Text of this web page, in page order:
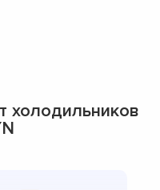
холодильников